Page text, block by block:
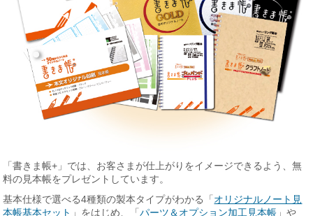
「書きま帳+」では、お客さまが仕上がりをイメージできるよう、無
料の見本帳をプレゼントしています。
基本仕様で選べる4種類の製本タイプがわかる「 オリジナルノート見
本帳基本セット 」をはじめ、「パーツ＆オプション加工見本帳 」や